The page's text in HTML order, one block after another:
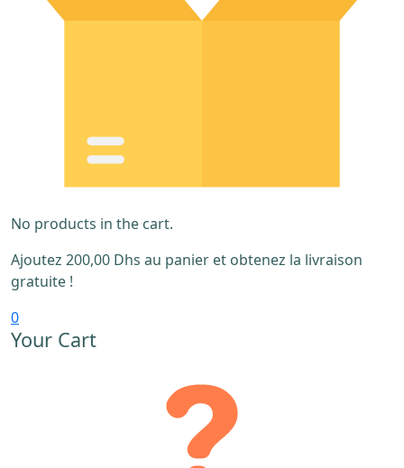
No products in the cart.
Ajoutez 200,00 Dhs au panier et obtenez la livraison
gratuite !
0
Your Cart